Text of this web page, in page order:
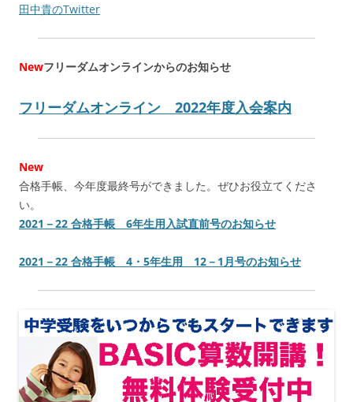
田中貴のTwitter
Newフリーダムオンラインからのお知らせ
フリーダムオンライン 2022年度入会案内
New
合格手帳、今年度最終号ができました。ぜひお役立てくださ
い。
2021－22 合格手帳 6年生用入試直前号のお知らせ
2021－22 合格手帳 4・5年生用 12－1月号のお知らせ